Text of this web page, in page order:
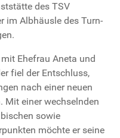
des TSV
im Albhäusle des Turn-
Ehefrau Aneta und
fiel der Entschluss,
nach einer neuen
Mit einer wechselnden
sowie
möchte er seine